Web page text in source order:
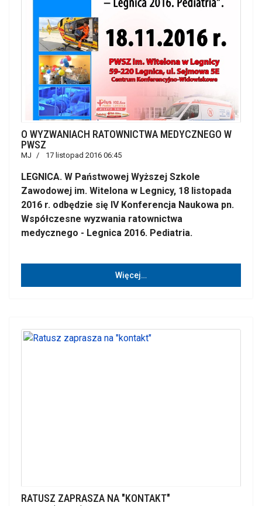
O WYZWANIACH RATOWNICTWA MEDYCZNEGO W
PWSZ
MJ 17 listopad 2016 06:45
LEGNICA. W Państwowej Wyższej Szkole
Zawodowej im. Witelona w Legnicy, 18 listopada
2016 r. odbędzie się IV Konferencja Naukowa pn.
Współczesne wyzwania ratownictwa
medycznego - Legnica 2016. Pediatria.
Więcej…
RATUSZ ZAPRASZA NA "KONTAKT"